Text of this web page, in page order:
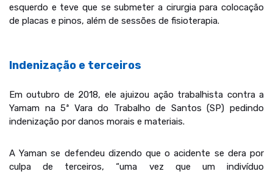
esquerdo e teve que se submeter a cirurgia para colocação
de placas e pinos, além de sessões de fisioterapia.
Indenização e terceiros
Em outubro de 2018, ele ajuizou ação trabalhista contra a
Yamam na 5ª Vara do Trabalho de Santos (SP) pedindo
indenização por danos morais e materiais.
A Yaman se defendeu dizendo que o acidente se dera por
culpa de terceiros, “uma vez que um indivíduo